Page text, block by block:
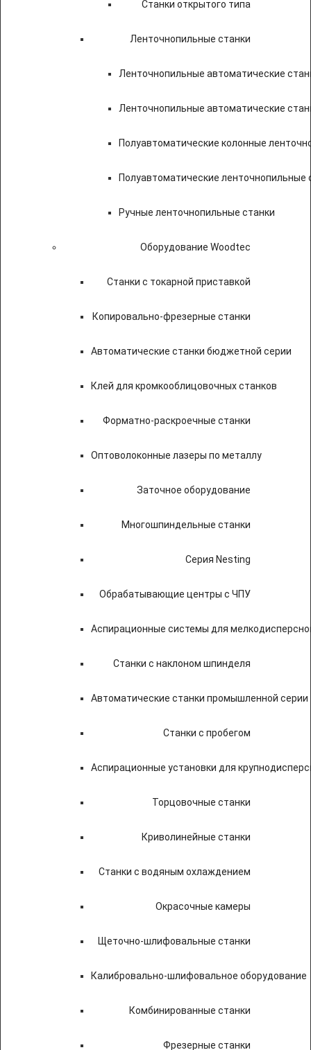
Станки открытого типа
Ленточнопильные станки
Ленточнопильные автоматические
Ленточнопильные автоматические
Полуавтоматические колонные
Полуавтоматические ленточнопильные
Ручные ленточнопильные станки
Оборудование Woodtec
Станки с токарной приставкой
Копировально-фрезерные станки
Автоматические станки бюджетной серии
Клей для кромкооблицовочных станков
Форматно-раскроечные станки
Оптоволоконные лазеры по металлу
Заточное оборудование
Многошпиндельные станки
Серия Nesting
Обрабатывающие центры с ЧПУ
Аспирационные системы для
Станки с наклоном шпинделя
Автоматические станки промышленной серии
Станки с пробегом
Аспирационные установки для
Торцовочные станки
Криволинейные станки
Станки с водяным охлаждением
Окрасочные камеры
Щеточно-шлифовальные станки
Калибровально-шлифовальное оборудование
Комбинированные станки
Фрезерные станки